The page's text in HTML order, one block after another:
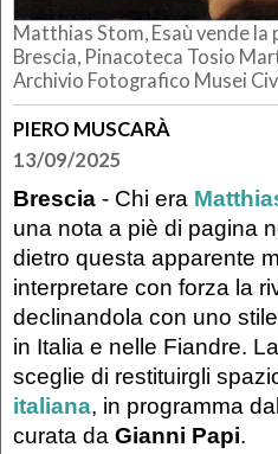
Matthias Stom, Esaù vende la
Brescia, Pinacoteca Tosio
Archivio Fotografico Musei
PIERO MUSCARÀ
13/09/2025
Brescia - Chi era
una nota a piè di pagina
dietro questa apparente
interpretare con forza la
declinandola con uno
in Italia e nelle Fiandre. La
sceglie di restituirgli
italiana, in programma
curata da Gianni Papi.